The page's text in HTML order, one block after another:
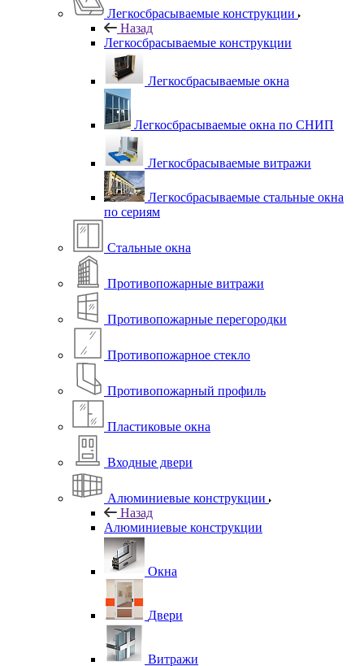
Легкосбрасываемые конструкции
Назад
Легкосбрасываемые конструкции
Легкосбрасываемые окна
Легкосбрасываемые окна по СНИП
Легкосбрасываемые витражи
Легкосбрасываемые стальные окна
по сериям
Стальные окна
Противопожарные витражи
Противопожарные перегородки
Противопожарное стекло
Противопожарный профиль
Пластиковые окна
Входные двери
Алюминиевые конструкции
Назад
Алюминиевые конструкции
Окна
Двери
Витражи